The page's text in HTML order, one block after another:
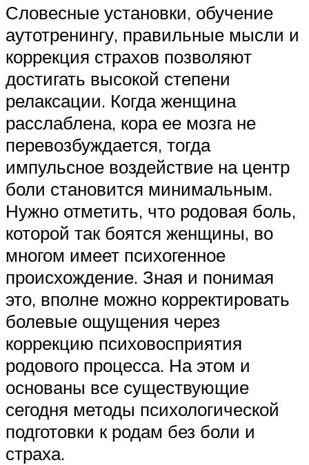
Словесные установки, обучение
аутотренингу, правильные мысли и
коррекция страхов позволяют
достигать высокой степени
релаксации. Когда женщина
расслаблена, кора ее мозга не
перевозбуждается, тогда
импульсное воздействие на центр
боли становится минимальным.
Нужно отметить, что родовая боль,
которой так боятся женщины, во
многом имеет психогенное
происхождение. Зная и понимая
это, вполне можно корректировать
болевые ощущения через
коррекцию психовосприятия
родового процесса. На этом и
основаны все существующие
сегодня методы психологической
подготовки к родам без боли и
страха.